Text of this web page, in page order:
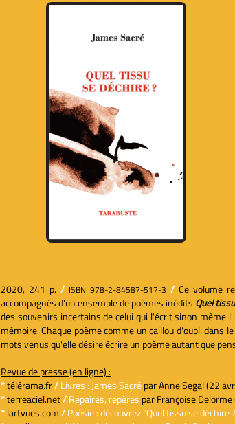
2020, 241 p. / ISBN 978-2-84587-517-3 / Ce volume
accompagnés d'un ensemble de poèmes inédits Quel
des souvenirs incertains de celui qui l'écrit sinon
mémoire. Chaque poème comme un caillou d'oubli dans
mots venus qu'elle désire écrire un poème autant que
Revue de presse (en ligne) :
*télérama.fr/Livres : James Sacrépar Anne Segal (22
*terreaciel.net/Repaires, repères par Françoise
*lartvues.com/Poésie : découvrez "Quel tissu se déchire